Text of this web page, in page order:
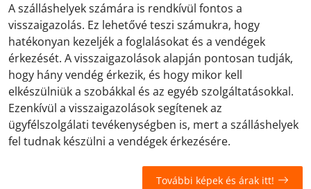
A szálláshelyek számára is rendkívül fontos a
visszaigazolás. Ez lehetővé teszi számukra, hogy
hatékonyan kezeljék a foglalásokat és a vendégek
érkezését. A visszaigazolások alapján pontosan tudják,
hogy hány vendég érkezik, és hogy mikor kell
elkészülniük a szobákkal és az egyéb szolgáltatásokkal.
Ezenkívül a visszaigazolások segítenek az
ügyfélszolgálati tevékenységben is, mert a szálláshelyek
fel tudnak készülni a vendégek érkezésére.
További képek és árak itt!